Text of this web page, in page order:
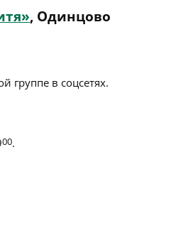
, Одинцово
группе в соцсетях.
00.